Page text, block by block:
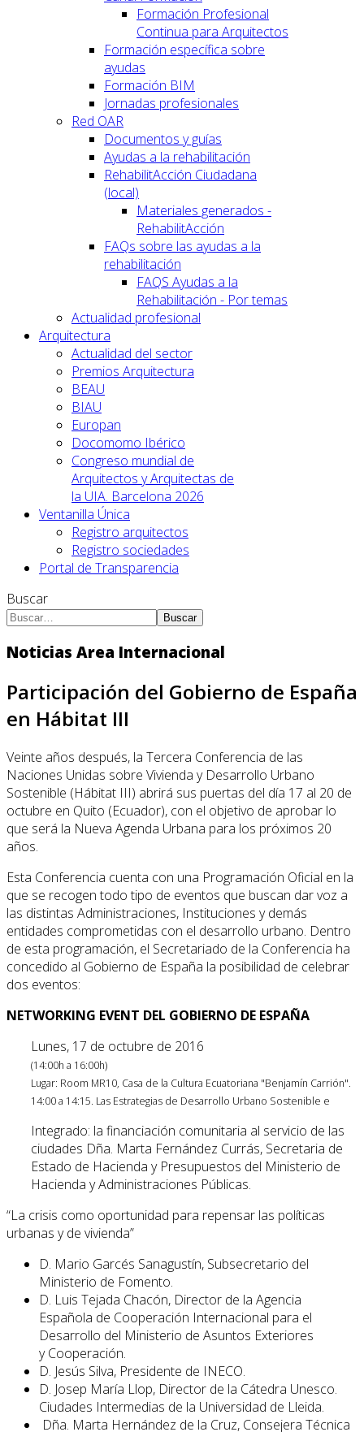
Formación Profesional
Continua para Arquitectos
Formación específica sobre
ayudas
Formación BIM
Jornadas profesionales
Red OAR
Documentos y guías
Ayudas a la rehabilitación
RehabilitAcción Ciudadana
(local)
Materiales generados -
RehabilitAcción
FAQs sobre las ayudas a la
rehabilitación
FAQS Ayudas a la
Rehabilitación - Por temas
Actualidad profesional
Arquitectura
Actualidad del sector
Premios Arquitectura
BEAU
BIAU
Europan
Docomomo Ibérico
Congreso mundial de
Arquitectos y Arquitectas de
la UIA. Barcelona 2026
Ventanilla Única
Registro arquitectos
Registro sociedades
Portal de Transparencia
Buscar
Buscar
Noticias Area Internacional
Participación del Gobierno de España
en Hábitat III
Veinte años después, la Tercera Conferencia de las
Naciones Unidas sobre Vivienda y Desarrollo Urbano
Sostenible (Hábitat III) abrirá sus puertas del día 17 al 20 de
octubre en Quito (Ecuador), con el objetivo de aprobar lo
que será la Nueva Agenda Urbana para los próximos 20
años.
Esta Conferencia cuenta con una Programación Oficial en la
que se recogen todo tipo de eventos que buscan dar voz a
las distintas Administraciones, Instituciones y demás
entidades comprometidas con el desarrollo urbano. Dentro
de esta programación, el Secretariado de la Conferencia ha
concedido al Gobierno de España la posibilidad de celebrar
dos eventos:
NETWORKING EVENT DEL GOBIERNO DE ESPAÑA
Lunes, 17 de octubre de 2016
(14:00h a 16:00h)
Lugar: Room MR10, Casa de la Cultura Ecuatoriana "Benjamín Carrión".
14:00 a 14:15. Las Estrategias de Desarrollo Urbano Sostenible e
Integrado: la financiación comunitaria al servicio de las
ciudades Dña. Marta Fernández Currás, Secretaria de
Estado de Hacienda y Presupuestos del Ministerio de
Hacienda y Administraciones Públicas.
“La crisis como oportunidad para repensar las políticas
urbanas y de vivienda”
D. Mario Garcés Sanagustín, Subsecretario del
Ministerio de Fomento.
D. Luis Tejada Chacón, Director de la Agencia
Española de Cooperación Internacional para el
Desarrollo del Ministerio de Asuntos Exteriores
y Cooperación.
D. Jesús Silva, Presidente de INECO.
D. Josep María Llop, Director de la Cátedra Unesco.
Ciudades Intermedias de la Universidad de Lleida.
Dña. Marta Hernández de la Cruz, Consejera Técnica